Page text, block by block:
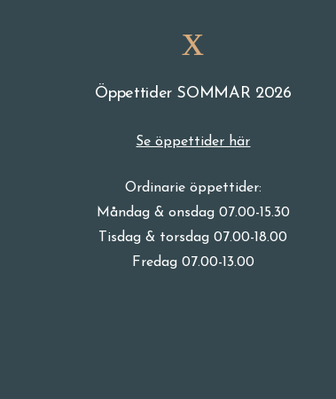
Öppettider SOMMAR 2026
Se öppettider här
Ordinarie öppettider:
Måndag & onsdag 07.00-15.30
Tisdag & torsdag 07.00-18.00
Fredag 07.00-13.00